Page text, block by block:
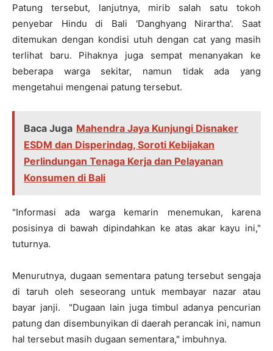
Patung tersebut, lanjutnya, mirib salah satu tokoh
penyebar Hindu di Bali 'Danghyang Nirartha'. Saat
ditemukan dengan kondisi utuh dengan cat yang masih
terlihat baru. Pihaknya juga sempat menanyakan ke
beberapa warga sekitar, namun tidak ada yang
mengetahui mengenai patung tersebut.
Baca Juga Mahendra Jaya Kunjungi Disnaker
ESDM dan Disperindag, Soroti Kebijakan
Perlindungan Tenaga Kerja dan Pelayanan
Konsumen di Bali
"Informasi ada warga kemarin menemukan, karena
posisinya di bawah dipindahkan ke atas akar kayu ini,"
tuturnya.
Menurutnya, dugaan sementara patung tersebut sengaja
di taruh oleh seseorang untuk membayar nazar atau
bayar janji. "Dugaan lain juga timbul adanya pencurian
patung dan disembunyikan di daerah perancak ini, namun
hal tersebut masih dugaan sementara," imbuhnya.